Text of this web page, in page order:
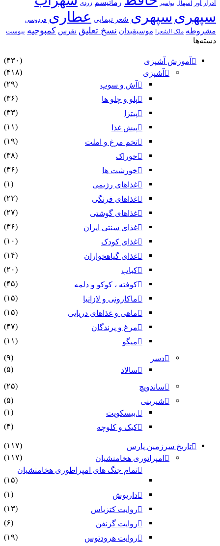
ادرار آور اسهال بواسیر رماتیسم زردی
سپهری سپهری شعر نیمایی عطاری فردوسی
مشروطه ملک الشعرا موسیقیدان نسخ تعلیق نقرس کمبوجیه یبوست
دسته‌ها
آموزش آشپزی
(۴۳۰)
آشپزی
(۴۱۸)
آش و سوپ
(۲۹)
پلو و چلو ها
(۳۶)
پیتزا
(۳۳)
پیش غذا
(۱۱)
تخم مرغ و املت
(۱۹)
خوراک
(۳۸)
خورشت ها
(۳۶)
غذاهای رژیمی
(۱)
غذاهای فرنگی
(۲۲)
غذاهای گوشتی
(۲۷)
غذای سنتی ایران
(۳۶)
غذای کودک
(۱۰)
غذای گیاهخواران
(۱۴)
کباب
(۲۰)
کوفته ، کوکو و دلمه
(۴۵)
ماکارونی و لازانیا
(۱۵)
ماهی و غذاهای دریایی
(۱۵)
مرغ و پرندگان
(۴۷)
میگو
(۱۱)
دسر
(۹)
سالاد
(۵)
ساندویچ
(۲۵)
شیرینی
(۵)
.بیسکویت
(۱)
کیک و کلوچه
(۴)
تاریخ سرزمین پارس
(۱۱۷)
امپراتوری هخامنشیان
(۱۱۷)
تمام جنگ های امپراطوری هخامنشیان
(۱۵)
داریوش
(۱)
روایت کتزیاس
(۱۳)
روایت گزنفن
(۶)
روایت هرودتوس
(۱۹)